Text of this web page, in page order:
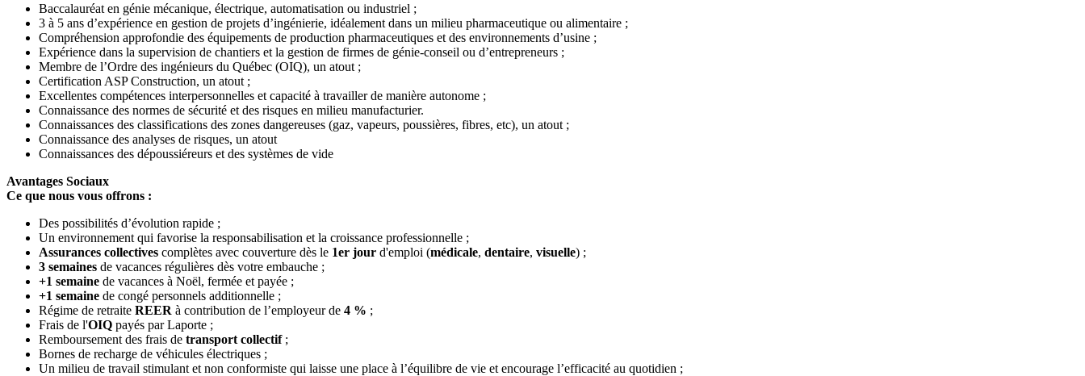
Baccalauréat en génie mécanique, électrique, automatisation ou industriel ;
3 à 5 ans d’expérience en gestion de projets d’ingénierie, idéalement dans un milieu pharmaceutique ou alimentaire ;
Compréhension approfondie des équipements de production pharmaceutiques et des environnements d’usine ;
Expérience dans la supervision de chantiers et la gestion de firmes de génie-conseil ou d’entrepreneurs ;
Membre de l’Ordre des ingénieurs du Québec (OIQ), un atout ;
Certification ASP Construction, un atout ;
Excellentes compétences interpersonnelles et capacité à travailler de manière autonome ;
Connaissance des normes de sécurité et des risques en milieu manufacturier.
Connaissances des classifications des zones dangereuses (gaz, vapeurs, poussières, fibres, etc), un atout ;
Connaissance des analyses de risques, un atout
Connaissances des dépoussiéreurs et des systèmes de vide
Avantages Sociaux
Ce que nous vous offrons :
Des possibilités d’évolution rapide ;
Un environnement qui favorise la responsabilisation et la croissance professionnelle ;
Assurances collectives complètes avec couverture dès le 1er jour d'emploi (médicale, dentaire, visuelle) ;
3 semaines de vacances régulières dès votre embauche ;
+1 semaine de vacances à Noël, fermée et payée ;
+1 semaine de congé personnels additionnelle ;
Régime de retraite REER à contribution de l’employeur de 4 % ;
Frais de l'OIQ payés par Laporte ;
Remboursement des frais de transport collectif ;
Bornes de recharge de véhicules électriques ;
Un milieu de travail stimulant et non conformiste qui laisse une place à l’équilibre de vie et encourage l’efficacité au quotidien ;